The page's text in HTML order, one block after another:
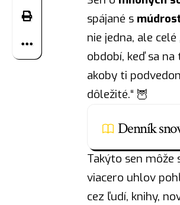
spájané s
nie jedna, ale
období, keď sa
akoby ti
dôležité.“ 🦉
Denník
Takýto sen môže
viacero uhlov
cez ľudí, knihy,